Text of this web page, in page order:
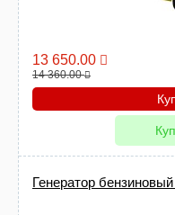
13 650.00
14 360.00
Генератор